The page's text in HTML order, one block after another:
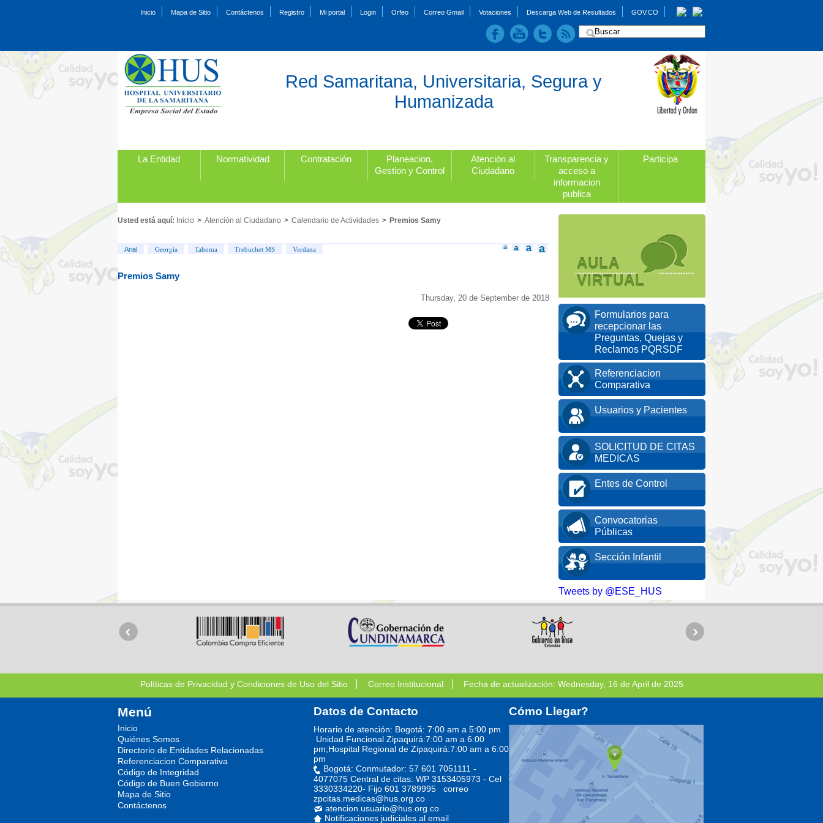
Inicio Mapa de Sitio Contáctenos Registro Mi portal Login Orfeo Correo Gmail Votaciones Descarga Web de Resultados GOV.CO
Red Samaritana, Universitaria, Segura y
Humanizada
La Entidad Normatividad Contratación
Planeacion,
Gestion y Control
Atención al
Ciudadano
Transparencia y
acceso a
informacion
publica
Participa
AULA
VIRTUAL
Formularios para
recepcionar las
Preguntas, Quejas y
Reclamos PQRSDF
Referenciacion
Comparativa
Usuarios y Pacientes
SOLICITUD DE CITAS
MEDICAS
Entes de Control
Convocatorias
Públicas
Sección Infantil
Tweets by @ESE_HUS
Usted está aquí: Inicio > Atención al Ciudadano > Calendario de Actividades > Premios Samy
a a a a
Arial Georgia Tahoma Trebuchet MS Verdana
Premios Samy
Thursday, 20 de September de 2018
Políticas de Privacidad y Condiciones de Uso del Sitio Correo Institucional Fecha de actualización: Wednesday, 16 de April de 2025
Menú
Inicio
Quiénes Somos
Directorio de Entidades Relacionadas
Referenciacion Comparativa
Código de Integridad
Código de Buen Gobierno
Mapa de Sitio
Contáctenos
Datos de Contacto
Horario de atención: Bogotá: 7:00 am a 5:00 pm
Unidad Funcional Zipaquirá:7:00 am a 6:00
pm;Hospital Regional de Zipaquirá:7:00 am a 6:00
pm
Bogotá: Conmutador: 57 601 7051111 -
4077075 Central de citas: WP 3153405973 - Cel
3330334220- Fijo 601 3789995 correo
zpcitas.medicas@hus.org.co
atencion.usuario@hus.org.co
Notificaciones judiciales al email
Cómo Llegar?